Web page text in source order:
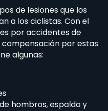
de lesiones que los
a los ciclistas. Con el
por accidentes de
por estas
algunas:
hombros, espalda y